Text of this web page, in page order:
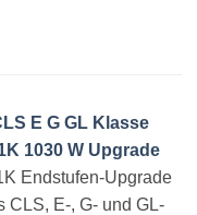
E G GL Klasse
1030 W Upgrade
Endstufen-Upgrade
CLS, E-, G- und GL-